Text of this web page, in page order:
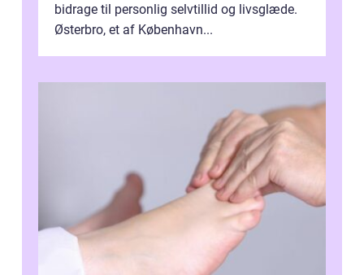
bidrage til personlig selvtillid og livsglæde.
Østerbro, et af København...